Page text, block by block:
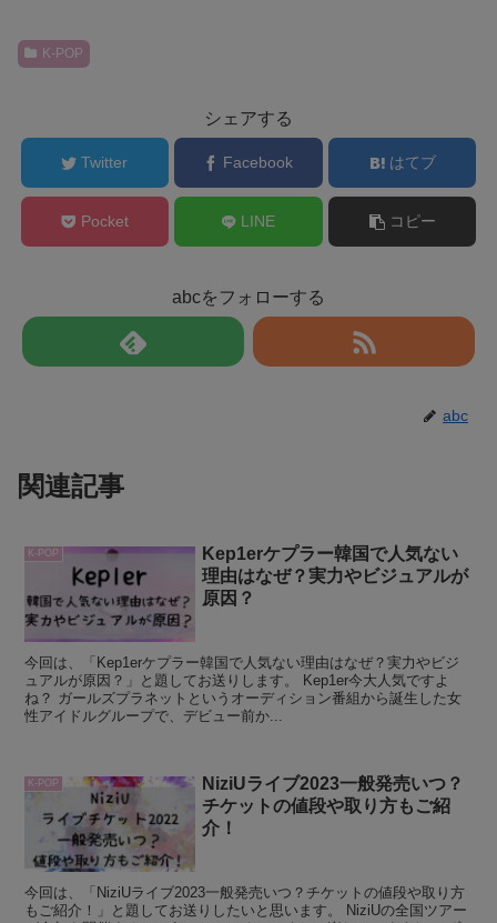
K-POP
シェアする
Twitter Facebook はてブ
Pocket LINE コピー
abcをフォローする
abc
関連記事
K-POP
Kep1erケプラー韓国で人気ない
理由はなぜ？実力やビジュアルが
原因？
今回は、「Kep1erケプラー韓国で人気ない理由はなぜ？実力やビジ
ュアルが原因？」と題してお送りします。 Kep1er今大人気ですよ
ね？ ガールズプラネットというオーディション番組から誕生した女
性アイドルグループで、デビュー前か...
K-POP
NiziUライブ2023一般発売いつ？
チケットの値段や取り方もご紹
介！
今回は、「NiziUライブ2023一般発売いつ？チケットの値段や取り方
もご紹介！」と題してお送りしたいと思います。 NiziUの全国ツアー